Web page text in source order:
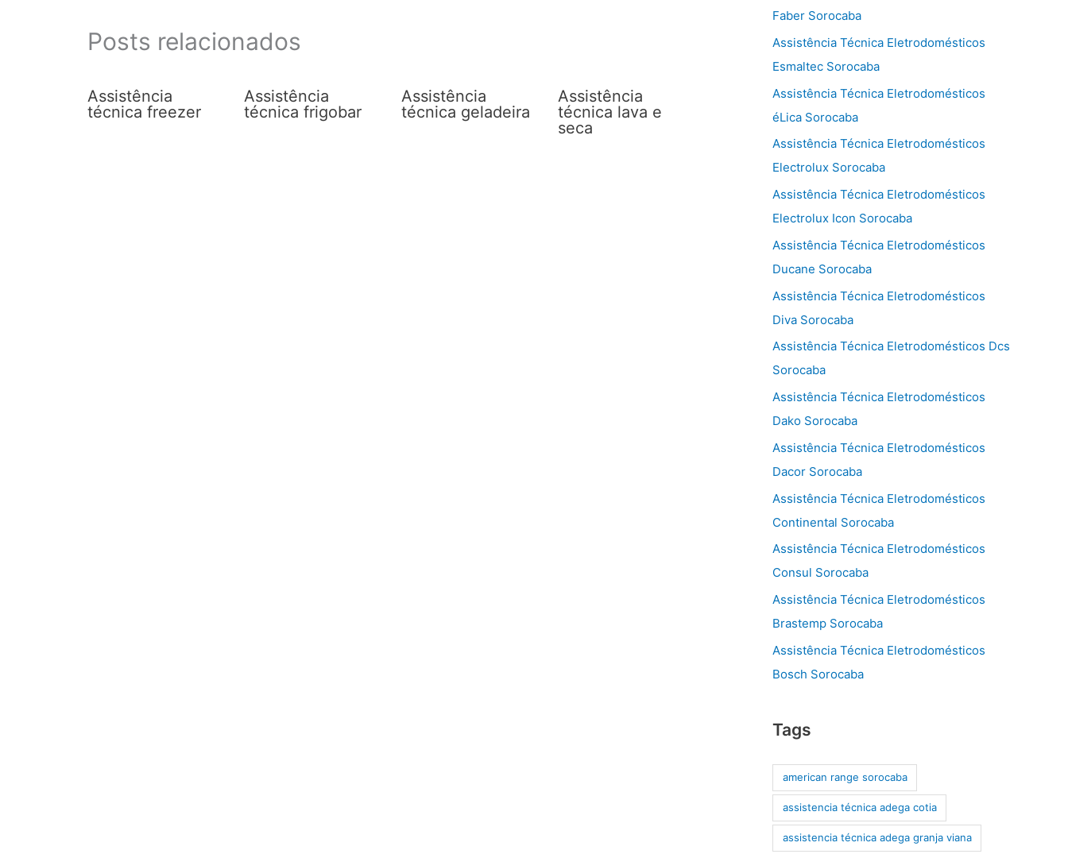
Posts relacionados
Assistência
técnica freezer
Assistência
técnica frigobar
Assistência
técnica geladeira
Assistência
técnica lava e
seca
Faber Sorocaba
Assistência Técnica Eletrodomésticos
Esmaltec Sorocaba
Assistência Técnica Eletrodomésticos
éLica Sorocaba
Assistência Técnica Eletrodomésticos
Electrolux Sorocaba
Assistência Técnica Eletrodomésticos
Electrolux Icon Sorocaba
Assistência Técnica Eletrodomésticos
Ducane Sorocaba
Assistência Técnica Eletrodomésticos
Diva Sorocaba
Assistência Técnica Eletrodomésticos Dcs
Sorocaba
Assistência Técnica Eletrodomésticos
Dako Sorocaba
Assistência Técnica Eletrodomésticos
Dacor Sorocaba
Assistência Técnica Eletrodomésticos
Continental Sorocaba
Assistência Técnica Eletrodomésticos
Consul Sorocaba
Assistência Técnica Eletrodomésticos
Brastemp Sorocaba
Assistência Técnica Eletrodomésticos
Bosch Sorocaba
Tags
american range sorocaba
assistencia técnica adega cotia
assistencia técnica adega granja viana